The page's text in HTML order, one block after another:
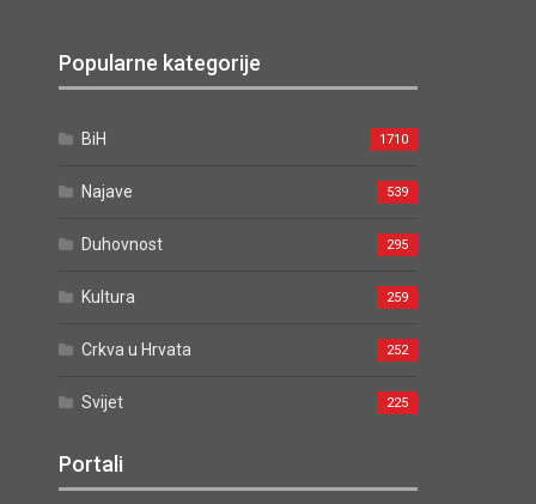
Popularne kategorije
BiH 1710
Najave 539
Duhovnost 295
Kultura 259
Crkva u Hrvata 252
Svijet 225
Portali